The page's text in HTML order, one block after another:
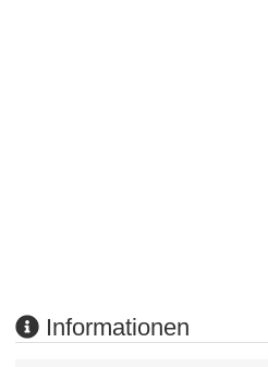
Informationen